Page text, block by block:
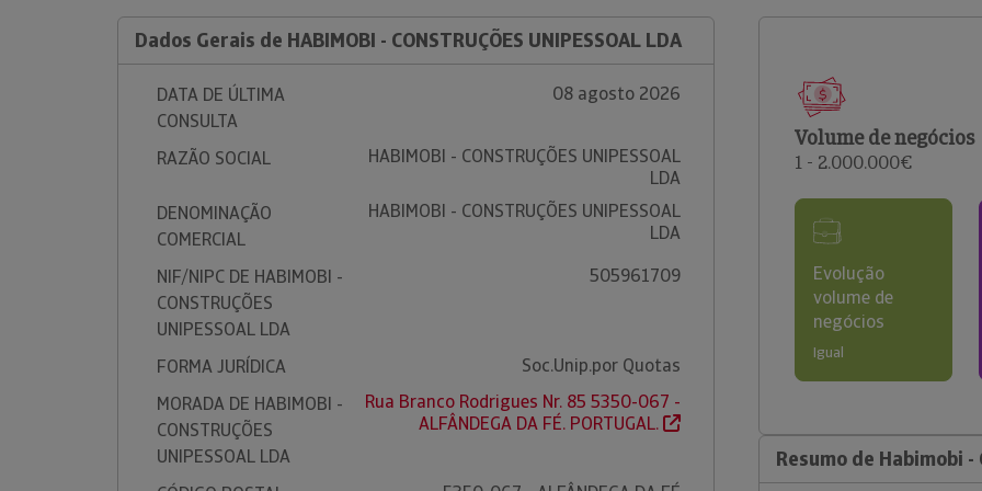
Dados Gerais de HABIMOBI - CONSTRUÇÕES UNIPESSOAL LDA
DATA DE ÚLTIMA
CONSULTA
08 agosto 2026
RAZÃO SOCIAL
HABIMOBI - CONSTRUÇÕES UNIPESSOAL
LDA
DENOMINAÇÃO
COMERCIAL
HABIMOBI - CONSTRUÇÕES UNIPESSOAL
LDA
NIF/NIPC DE HABIMOBI -
CONSTRUÇÕES
UNIPESSOAL LDA
505961709
FORMA JURÍDICA
Soc.Unip.por Quotas
MORADA DE HABIMOBI -
CONSTRUÇÕES
UNIPESSOAL LDA
Rua Branco Rodrigues Nr. 85 5350-067 -
ALFÂNDEGA DA FÉ. PORTUGAL.
Volume de negócios
1 - 2.000.000€
Evolução
volume de
negócios
Igual
Resumo de Habimobi